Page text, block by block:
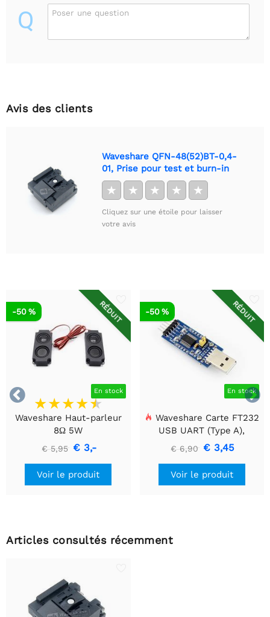
Q Poser une question
Avis des clients
Waveshare QFN-48(52)BT-0,4-
01, Prise pour test et burn-in
★ ★ ★ ★ ★
Cliquez sur une étoile pour laisser
votre avis


RÉDUIT
En stock
-50 %
Waveshare Haut-parleur
8Ω 5W
€ 5,95 € 3,-
Voir le produit
RÉDUIT
En stock
-50 %
Waveshare Carte FT232
USB UART (Type A),
Module de communication
USB vers TTL (UART)
€ 6,90 € 3,45
Voir le produit
Articles consultés récemment